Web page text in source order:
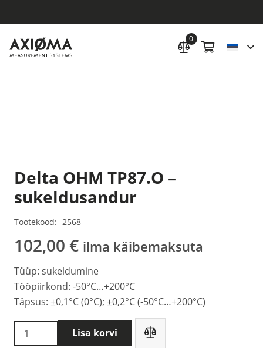
0
Delta OHM TP87.O –
sukeldusandur
Tootekood: 2568
102,00 € ilma käibemaksuta
Tüüp: sukeldumine
Tööpiirkond: -50°C…+200°C
Täpsus: ±0,1°C (0°C); ±0,2°C (-50°C…+200°C)
Delta
OHM
Lisa korvi